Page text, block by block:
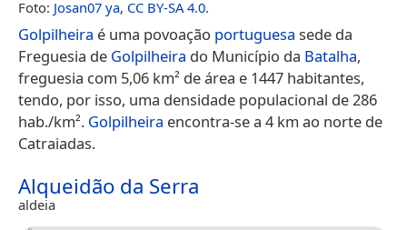
Foto: Josan07 ya, CC BY-SA 4.0.
Golpilheira é uma povoação portuguesa sede da
Freguesia de Golpilheira do Município da Batalha,
freguesia com 5,06 km² de área e 1447 habitantes,
tendo, por isso, uma densidade populacional de 286
hab./km². Golpilheira encontra-se a 4 km ao norte de
Catraiadas.
Alqueidão da Serra
aldeia